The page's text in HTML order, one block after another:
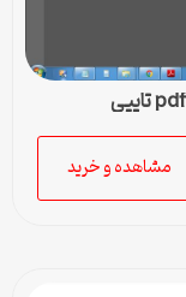
مشاهده و خرید